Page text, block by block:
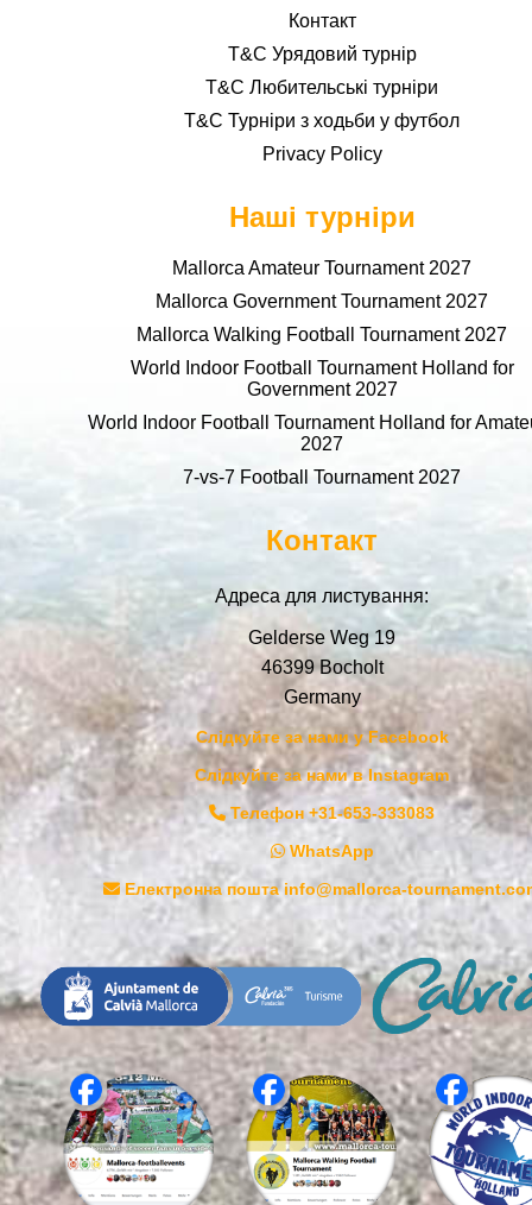
Контакт
T&C Урядовий турнір
T&C Любительські турніри
T&C Турніри з ходьби у футбол
Privacy Policy
Наші турніри
Mallorca Amateur Tournament 2027
Mallorca Government Tournament 2027
Mallorca Walking Football Tournament 2027
World Indoor Football Tournament Holland for
Government 2027
World Indoor Football Tournament Holland for
2027
7-vs-7 Football Tournament 2027
Контакт
Адреса для листування:
Gelderse Weg 19
46399 Bocholt
Germany
Слідкуйте за нами у Facebook
Слідкуйте за нами в Instagram
Телефон +31-653-333083
WhatsApp
Електронна пошта info@mallorca-